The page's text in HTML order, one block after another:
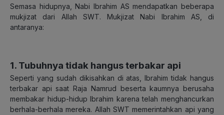
Semasa hidupnya, Nabi Ibrahim AS mendapatkan beberapa
mukjizat dari Allah SWT. Mukjizat Nabi Ibrahim AS, di
antaranya:
1. Tubuhnya tidak hangus terbakar api
Seperti yang sudah dikisahkan di atas, Ibrahim tidak hangus
terbakar api saat Raja Namrud beserta kaumnya berusaha
membakar hidup-hidup Ibrahim karena telah menghancurkan
berhala-berhala mereka. Allah SWT memerintahkan api yang